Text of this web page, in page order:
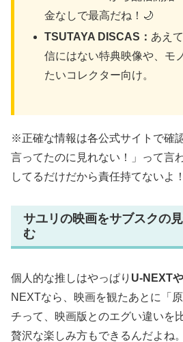
金なしで最高だね！🌙
TSUTAYA DISCAS： あえ
信にはない特典映像や、モ
たいコレクター向け。
※正確な情報は各公式サイトで確
言ってたのに見れない！」って言
してるだけだから責任持てないよ
サユリの映画をサブスクの
む
個人的な推しはやっぱり U-NEXT
NEXTなら、映画を観たあとに「
チって、映画版とのエグい違いを
贅沢な楽しみ方もできるんだよね